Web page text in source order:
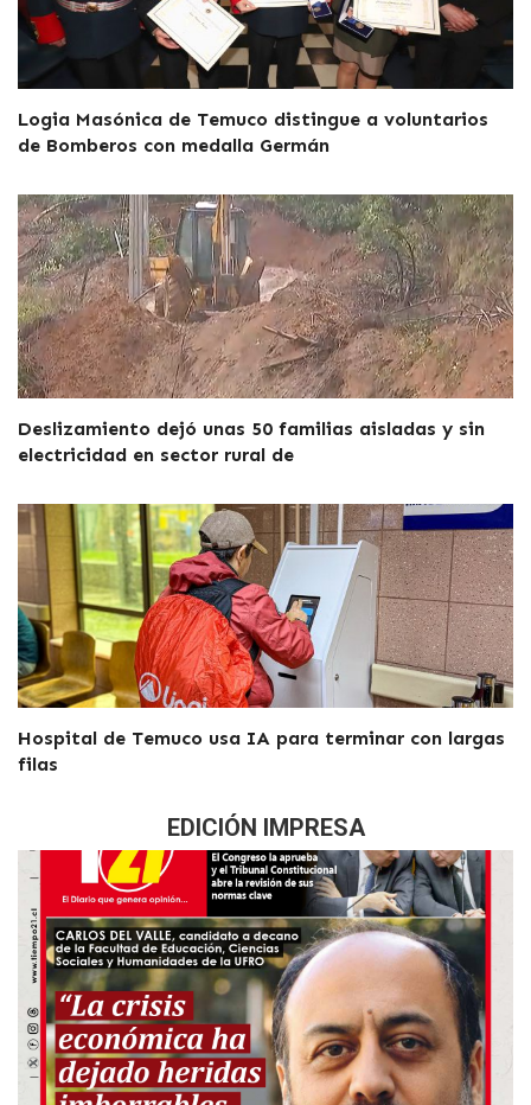
Logia Masónica de Temuco distingue a voluntarios
de Bomberos con medalla Germán
Deslizamiento dejó unas 50 familias aisladas y sin
electricidad en sector rural de
Hospital de Temuco usa IA para terminar con largas
filas
EDICIÓN IMPRESA